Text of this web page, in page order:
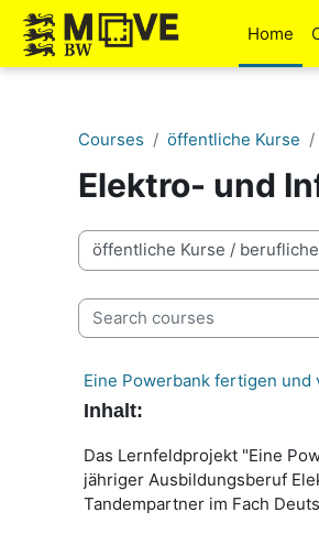
Skip to main content
Home
Courses öffentliche Kurse
Elektro- und
Course categories
Search courses
Eine Powerbank fertigen und
Inhalt:
Das Lernfeldprojekt "Eine
jähriger Ausbildungsberuf
Tandempartner im Fach